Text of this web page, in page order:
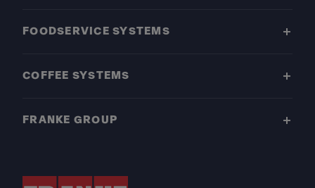
FOODSERVICE SYSTEMS
COFFEE SYSTEMS
FRANKE GROUP